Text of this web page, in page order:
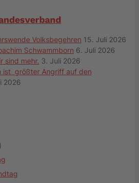
Volksbegehren 15. Juli 2026
Schwammborn 6. Juli 2026
sind mehr. 3. Juli 2026
ist größter Angriff auf den
2026